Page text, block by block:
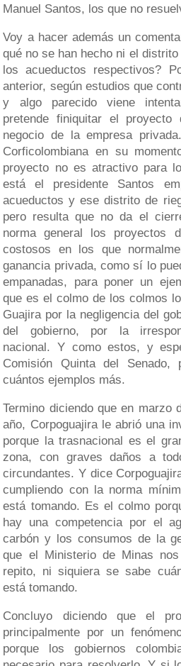
Manuel Santos, los que no
Voy a hacer además un
qué no se han hecho ni el
los acueductos respectivos?
anterior, según estudios que
y algo parecido viene
pretende finiquitar el
negocio de la empresa
Corficolombiana en su
proyecto no es atractivo para
está el presidente Santos
acueductos y ese distrito de
pero resulta que no da el
norma general los proyectos
costosos en los que
ganancia privada, como sí lo
empanadas, para poner un
que es el colmo de los colmos
Guajira por la negligencia del
del gobierno, por la
nacional. Y como estos, y
Comisión Quinta del Senado,
cuántos ejemplos más.
Termino diciendo que en marzo
año, Corpoguajira le abrió una
porque la trasnacional es el
zona, con graves daños a
circundantes. Y dice
cumpliendo con la norma
está tomando. Es el colmo
hay una competencia por el
carbón y los consumos de la
que el Ministerio de Minas
repito, ni siquiera se sabe
está tomando.
Concluyo diciendo que el
principalmente por un
porque los gobiernos